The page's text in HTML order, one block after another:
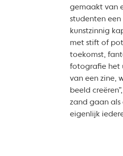
gemaakt van
studenten
kunstzinnig
met stift of
toekomst,
fotografie het
van een zine,
beeld
zand gaan als
eigenlijk